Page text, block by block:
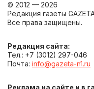
© 2012 — 2026
Редакция газеты
Все права защищены.
Редакция сайта:
Тел.: +7 (3012) 297-046
Почта: info@gazeta-n1.ru